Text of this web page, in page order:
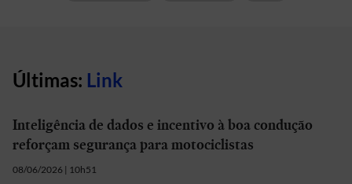
Últimas: Link
Inteligência de dados e incentivo à boa condução
reforçam segurança para motociclistas
08/06/2026 | 10h51